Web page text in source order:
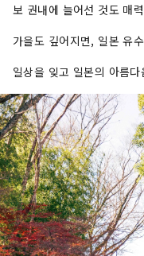
보 권내에 늘어선 것도 매
가을도 깊어지면, 일본 유
일상을 잊고 일본의 아름